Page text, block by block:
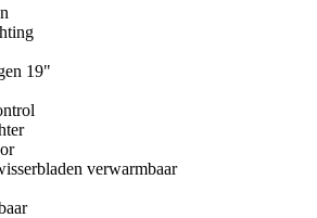
19"
verwarmbaar